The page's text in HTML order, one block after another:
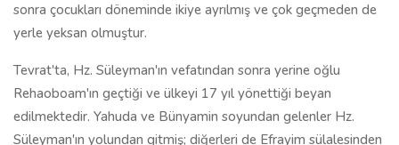
sonra çocukları döneminde ikiye ayrılmış ve çok geçmeden de
yerle yeksan olmuştur.
Tevrat'ta, Hz. Süleyman'ın vefatından sonra yerine oğlu
Rehaoboam'ın geçtiği ve ülkeyi 17 yıl yönettiği beyan
edilmektedir. Yahuda ve Bünyamin soyundan gelenler Hz.
Süleyman'ın yolundan gitmiş; diğerleri de Efrayim sülalesinden